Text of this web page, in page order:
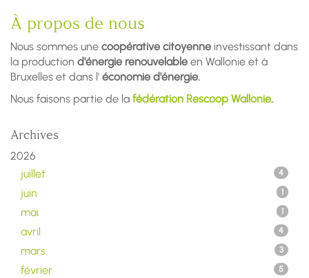
À propos de nous
Nous sommes une coopérative citoyenne investissant dans
la production d'énergie renouvelable en Wallonie et à
Bruxelles et dans l' économie d'énergie.
Nous faisons partie de la fédération Rescoop Wallonie.
Archives
2026
juillet
4
juin 1
mai 1
avril 4
mars 3
février 5